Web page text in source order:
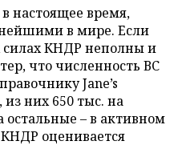
настоящее время,
в мире. Если
силах КНДР неполны и
что численность ВС
Jane’s
из них 650 тыс. на
остальные – в активном
оценивается